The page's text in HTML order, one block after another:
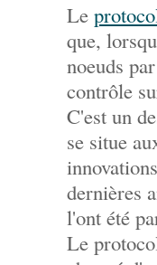
Le
que,
noeuds
contrôle
C'est un
se situe
dernières
l'ont été
Le